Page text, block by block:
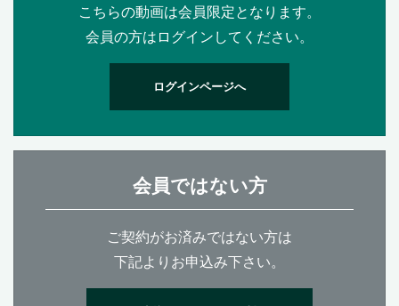
こちらの動画は会員限定となります。
会員の方はログインしてください。
ログインページへ
会員ではない方
ご契約がお済みではない方は
下記よりお申込み下さい。